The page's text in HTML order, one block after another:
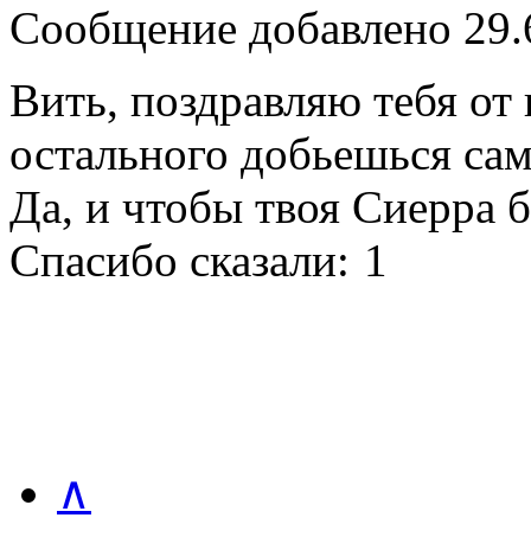
Сообщение добавлено
Вить, поздравляю тебя
остального добьешься
Да, и чтобы твоя Сиерра
Спасибо сказали: 1
∧